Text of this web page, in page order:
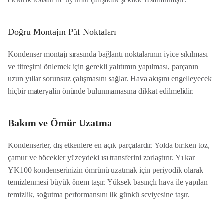
Doğru Montajın Püf Noktaları
Kondenser montajı sırasında bağlantı noktalarının iyice sıkılması
ve titreşimi önlemek için gerekli yalıtımın yapılması, parçanın
uzun yıllar sorunsuz çalışmasını sağlar. Hava akışını engelleyecek
hiçbir materyalin önünde bulunmamasına dikkat edilmelidir.
Bakım ve Ömür Uzatma
Kondenserler, dış etkenlere en açık parçalardır. Yolda biriken toz,
çamur ve böcekler yüzeydeki ısı transferini zorlaştırır. Yılkar
YK100 kondenserinizin ömrünü uzatmak için periyodik olarak
temizlenmesi büyük önem taşır. Yüksek basınçlı hava ile yapılan
temizlik, soğutma performansını ilk günkü seviyesine taşır.